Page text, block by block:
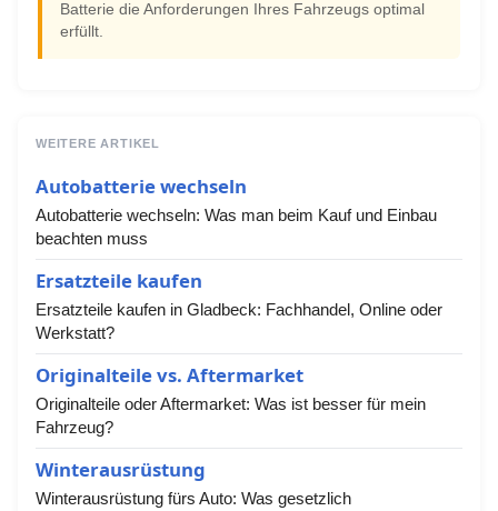
Batterie die Anforderungen Ihres Fahrzeugs optimal
erfüllt.
WEITERE ARTIKEL
Autobatterie wechseln
Autobatterie wechseln: Was man beim Kauf und Einbau
beachten muss
Ersatzteile kaufen
Ersatzteile kaufen in Gladbeck: Fachhandel, Online oder
Werkstatt?
Originalteile vs. Aftermarket
Originalteile oder Aftermarket: Was ist besser für mein
Fahrzeug?
Winterausrüstung
Winterausrüstung fürs Auto: Was gesetzlich